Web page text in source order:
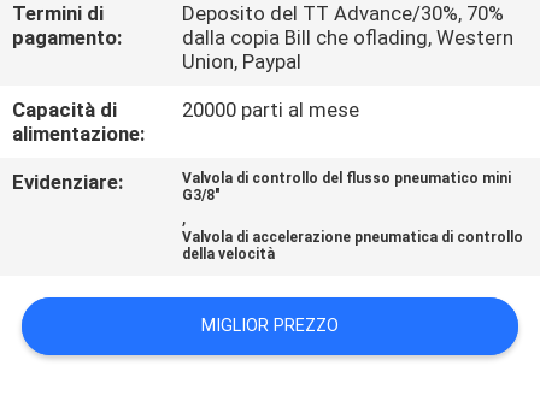
RICHIEDA
UNA
CITAZIONE
MAPPA
DEL
Termini di
pagamento:
Deposito del TT Advance/30%, 70%
dalla copia Bill che oflading, Western
Union, Paypal
Capacità di
alimentazione:
20000 parti al mese
Evidenziare:
Valvola di controllo del flusso pneumatico mini
G3/8"
,
Valvola di accelerazione pneumatica di controllo
della velocità
MIGLIOR PREZZO